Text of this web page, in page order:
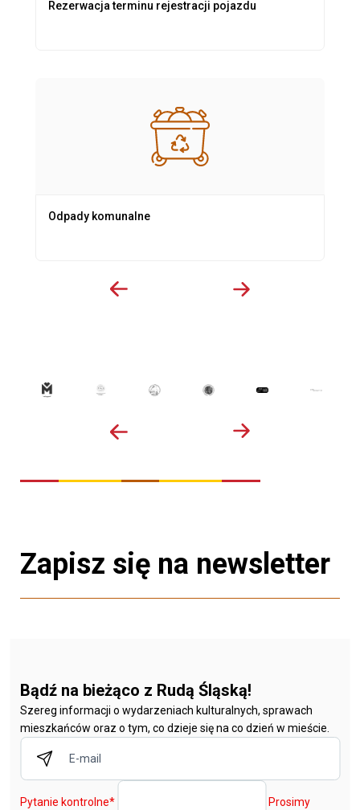
Rezerwacja terminu rejestracji pojazdu
Odpady komunalne
Zapisz się na newsletter
Bądź na bieżąco z Rudą Śląską!
Szereg informacji o wydarzeniach kulturalnych, sprawach
mieszkańców oraz o tym, co dzieje się na co dzień w mieście.
Pytanie kontrolne* Prosimy